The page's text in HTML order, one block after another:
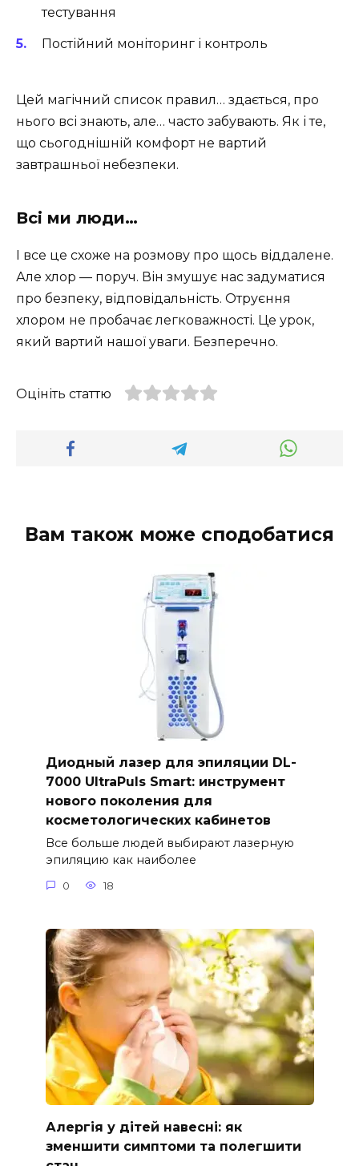
тестування
Постійний моніторинг і контроль
Цей магічний список правил… здається, про
нього всі знають, але… часто забувають. Як і те,
що сьогоднішній комфорт не вартий
завтрашньої небезпеки.
Всі ми люди…
І все це схоже на розмову про щось віддалене.
Але хлор — поруч. Він змушує нас задуматися
про безпеку, відповідальність. Отруєння
хлором не пробачає легковажності. Це урок,
який вартий нашої уваги. Безперечно.
Оцініть статтю
Вам також може сподобатися
Диодный лазер для эпиляции DL-
7000 UltraPuls Smart: инструмент
нового поколения для
косметологических кабинетов
Все больше людей выбирают лазерную
эпиляцию как наиболее
0 18
Алергія у дітей навесні: як
зменшити симптоми та полегшити